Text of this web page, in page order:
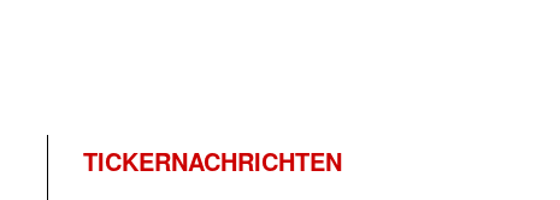
TICKERNACHRICHTEN